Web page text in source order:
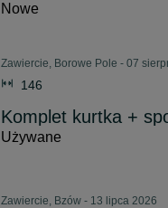
Nowe
Zawiercie, Borowe Pole - 07
146
Komplet kurtka +
Używane
Zawiercie, Bzów - 13 lipca 2026